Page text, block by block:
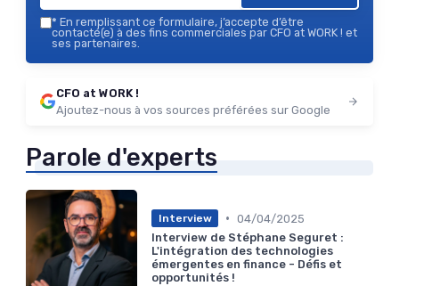
* En remplissant ce formulaire, j’accepte d’être
contacté(e) à des fins commerciales par CFO at WORK ! et
ses partenaires.
CFO at WORK !
Ajoutez-nous à vos sources préférées sur Google
Parole d'experts
Interview • 04/04/2025
Interview de Stéphane Seguret :
L'intégration des technologies
émergentes en finance - Défis et
opportunités !